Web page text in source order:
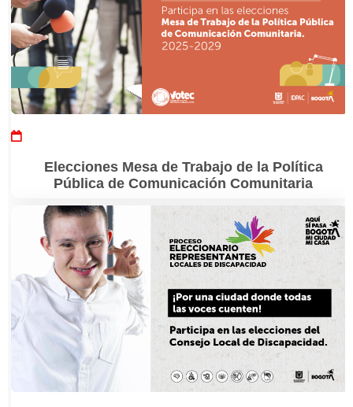
Elecciones Mesa de Trabajo de la Política
Pública de Comunicación Comunitaria